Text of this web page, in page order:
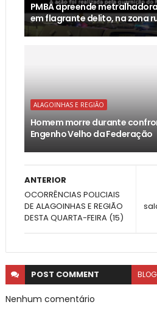
PMBA apreende
em flagrante delito, na zona
ALAGOINHAS E REGIÃO
Homem morre durante
Engenho Velho da Federação
ANTERIOR
OCORRÊNCIAS POLICIAIS
DE ALAGOINHAS E REGIÃO
DESTA QUARTA-FEIRA (15)
POST COMMENT
Nenhum comentário